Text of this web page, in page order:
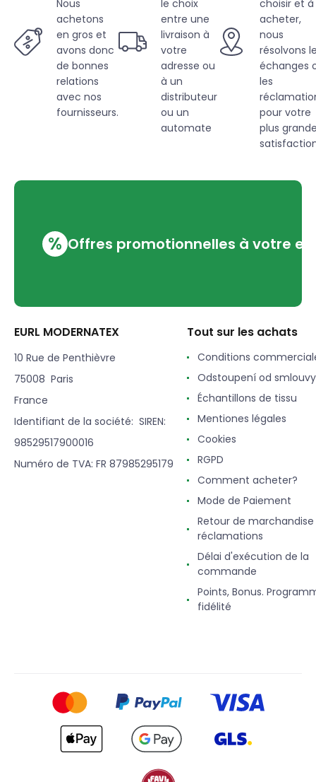
Nous
achetons
en gros et
avons donc
de bonnes
relations
avec nos
fournisseurs.
le choix
entre une
livraison à
votre
adresse ou
à un
distributeur
ou un
automate
choisir et à
acheter,
nous
résolvons
échanges
les
pour votre
plus
% Offres promotionnelles à votre
EURL MODERNATEX
10 Rue de Penthièvre
75008 Paris
France
Identifiant de la société: SIREN:
98529517900016
Numéro de TVA: FR 87985295179
Tout sur les achats
Conditions
Odstoupení od smlouvy
Échantillons de tissu
Mentiones légales
Cookies
RGPD
Comment acheter?
Mode de Paiement
Retour de
réclamations
Délai d'exécution de la
commande
Points, Bonus.
fidélité